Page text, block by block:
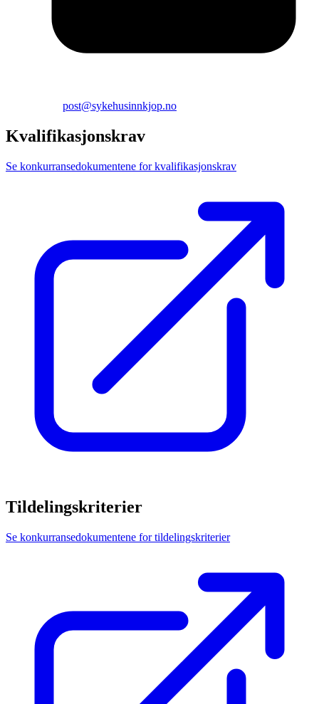
post@sykehusinnkjop.no
Kvalifikasjonskrav
Se konkurransedokumentene for kvalifikasjonskrav
Tildelingskriterier
Se konkurransedokumentene for tildelingskriterier